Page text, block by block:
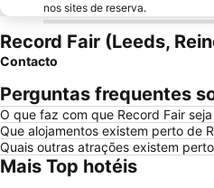
nos sites de reserva.
Record Fair (Leeds,
Contacto
Perguntas frequentes
O que faz com que Record Fair
Que alojamentos existem perto de
Quais outras atrações existem
Mais Top hotéis